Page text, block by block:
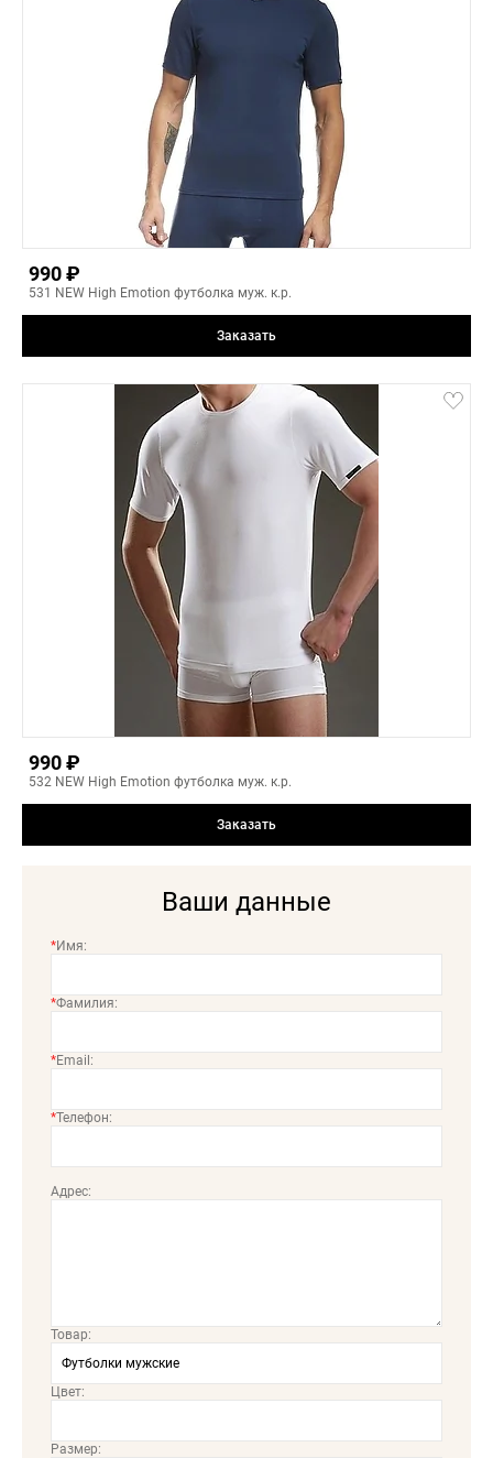
990 ₽
531 NEW High Emotion футболка муж. к.р.
Заказать
990 ₽
532 NEW High Emotion футболка муж. к.р.
Заказать
2(M)
Ваши данные
*Имя:
*Фамилия:
*Email:
*Телефон:
Адрес:
Товар:
Цвет:
Размер: